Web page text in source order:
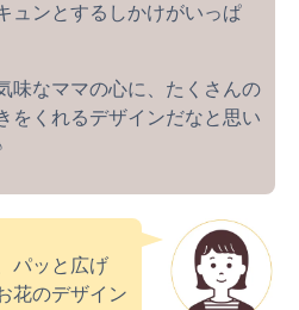
ュンとするしかけがいっぱ
味なママの心に、たくさんの
をくれるデザインだなと思い
パッと広げ
花のデザイン